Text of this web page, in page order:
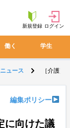
新規登録 ログイン
働く 学生
ュース ［介護
編集ポリシー
に向けた議